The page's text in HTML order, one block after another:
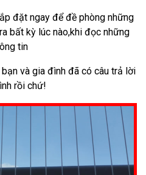
đặt ngay để đề phòng những
bất kỳ lúc nào,khi đọc những
tin
và gia đình đã có câu trả lời
rồi chứ!